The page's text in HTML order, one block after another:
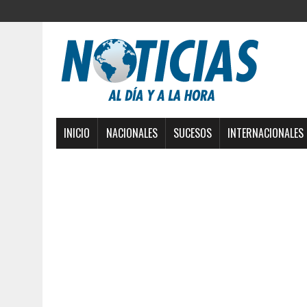
INICIO NACIONALES SUCESOS INTERNACIONALES